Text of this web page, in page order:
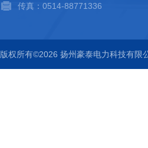
传真：0514-88771336
版权所有©2026 扬州豪泰电力科技有限